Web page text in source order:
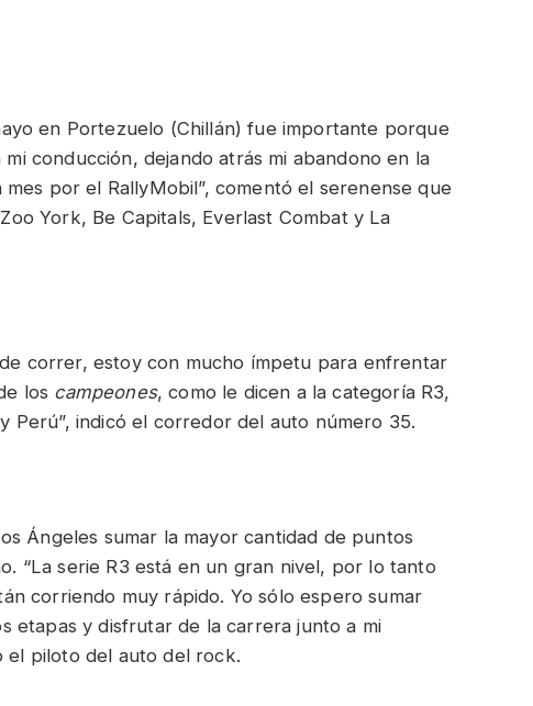
en Portezuelo (Chillán) fue importante porque
conducción, dejando atrás mi abandono en la
por el RallyMobil”, comentó el serenense que
York, Be Capitals, Everlast Combat y La
correr, estoy con mucho ímpetu para enfrentar
los campeones, como le dicen a la categoría R3,
Perú”, indicó el corredor del auto número 35.
Ángeles sumar la mayor cantidad de puntos
“La serie R3 está en un gran nivel, por lo tanto
corriendo muy rápido. Yo sólo espero sumar
etapas y disfrutar de la carrera junto a mi
el piloto del auto del rock.